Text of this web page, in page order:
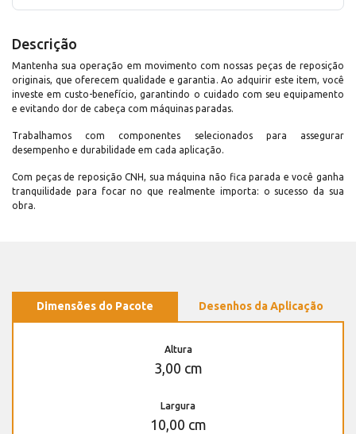
Descrição
Mantenha sua operação em movimento com nossas peças de reposição
originais, que oferecem qualidade e garantia. Ao adquirir este item, você
investe em custo-benefício, garantindo o cuidado com seu equipamento
e evitando dor de cabeça com máquinas paradas.
Trabalhamos com componentes selecionados para assegurar
desempenho e durabilidade em cada aplicação.
Com peças de reposição CNH, sua máquina não fica parada e você ganha
tranquilidade para focar no que realmente importa: o sucesso da sua
obra.
Dimensões do Pacote Desenhos da Aplicação
Altura
3,00 cm
Largura
10,00 cm